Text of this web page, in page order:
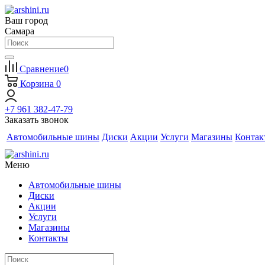
Ваш город
Самара
Сравнение0
Корзина 0
+7 961 382-47-79
Заказать звонок
Автомобильные шины Диски Акции Услуги Магазины
Меню
Автомобильные шины
Диски
Акции
Услуги
Магазины
Контакты